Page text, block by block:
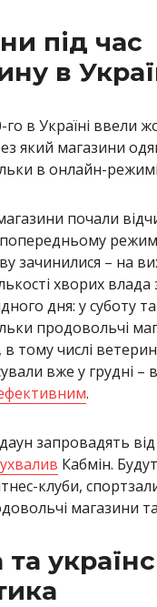
під час
в
го в Україні ввели
який магазини
в онлайн-
почали
зачинилися – на
хворих
дня: у суботу
продовольчі
тому числі
вже у грудні –
.
запровадять від
ухвалив Кабмін.
клуби,
магазини
та